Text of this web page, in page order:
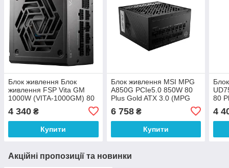
Блок живлення Блок
живлення FSP Vita GM
1000W (VITA-1000GM) 80
(PPA10A4002)
4 340 ₴
Купити
Блок живлення MSI MPG
A850G PCIe5.0 850W 80
Plus Gold ATX 3.0 (MPG
6 758₴
Купити
80
4
Акційні пропозиції та новинки